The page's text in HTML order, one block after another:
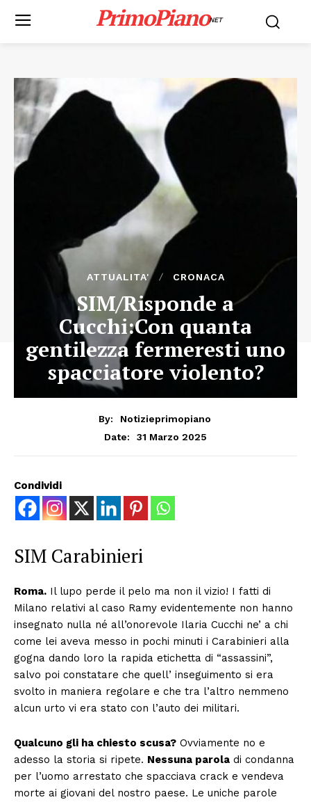
PrimoPianoNET
ATTUALITA' CRONACA
SIM/Risponde a
Cucchi:Con quanta
gentilezza fermeresti uno
spacciatore violento?
By:
Notizieprimopiano
Date:
31 Marzo 2025
Condividi
SIM Carabinieri
Roma. Il lupo perde il pelo ma non il vizio! I fatti di
Milano relativi al caso Ramy evidentemente non hanno
insegnato nulla né all’onorevole Ilaria Cucchi ne’ a chi
come lei aveva messo in pochi minuti i Carabinieri alla
gogna dando loro la rapida etichetta di “assassini”,
salvo poi constatare che quell’ inseguimento si era
svolto in maniera regolare e che tra l’altro nemmeno
alcun urto vi era stato con l’auto dei militari.
Qualcuno gli ha chiesto scusa? Ovviamente no e
adesso la storia si ripete. Nessuna parola di condanna
per l’uomo arrestato che spacciava crack e vendeva
morte ai giovani del nostro paese. Le uniche parole